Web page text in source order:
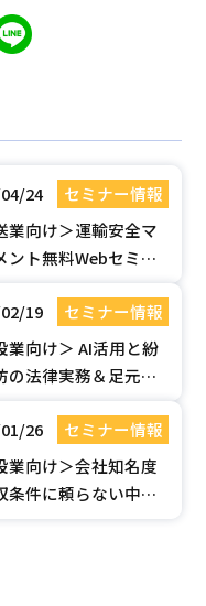
24
セミナー情報
業向け＞運輸安全マ
ント無料Webセミ
訂版】| 国土交通省認
ナー
19
セミナー情報
業向け＞ AI活用と紛
の法律実務＆足元の
ミナー【無料Webセ
】
26
セミナー情報
業向け＞会社知名度
条件に頼らない中途